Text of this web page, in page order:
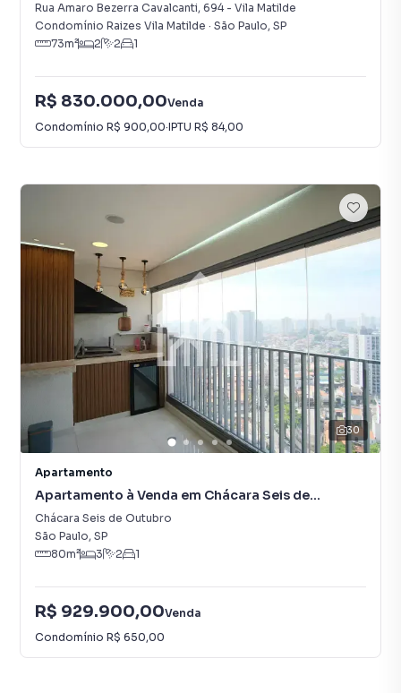
Rua Amaro Bezerra Cavalcanti, 694- Vila Matilde
Condomínio Raizes Vila Matilde · São Paulo, SP
73m² 2 2 1
R$ 830.000,00Venda
Condomínio R$ 900,00·IPTU R$ 84,00
30
Apartamento
Apartamento à Venda em Chácara Seis de
Outubro
Chácara Seis de Outubro
São Paulo, SP
80m² 3 2 1
R$ 929.900,00Venda
Condomínio R$ 650,00